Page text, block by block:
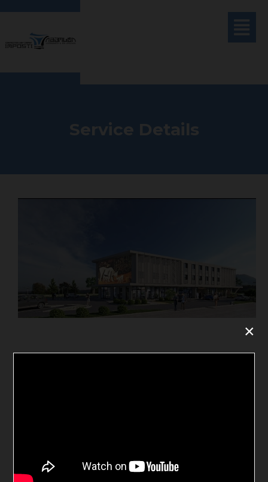
Service Details
დამკვეთი შპს ‘’Fujin Silk Properties’’
×